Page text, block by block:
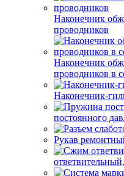
Наконечник
проводников
Наконечник
проводников в
Наконечник-
постоянного
Рукав